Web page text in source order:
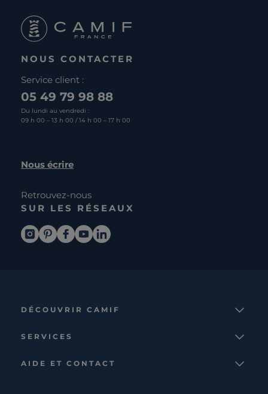
NOUS CONTACTER
Service client :
05 49 79 98 88
Du lundi au vendredi :
09 h 00 – 13 h 00 / 14 h 00 – 17 h 00
Nous écrire
Retrouvez-nous
SUR LES RÉSEAUX
DÉCOUVRIR CAMIF
Nos collections
SERVICES
AIDE ET CONTACT